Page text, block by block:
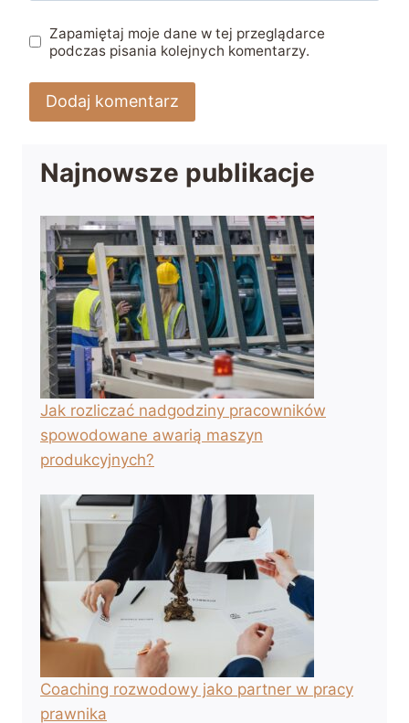
Zapamiętaj moje dane w tej przeglądarce
podczas pisania kolejnych komentarzy.
Najnowsze publikacje
Jak rozliczać nadgodziny pracowników
spowodowane awarią maszyn
produkcyjnych?
Coaching rozwodowy jako partner w pracy
prawnika